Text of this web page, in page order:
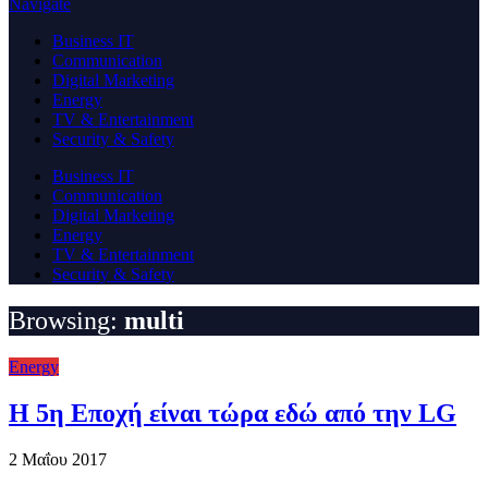
Navigate
Business IT
Communication
Digital Marketing
Energy
TV & Entertainment
Security & Safety
Business IT
Communication
Digital Marketing
Energy
TV & Entertainment
Security & Safety
Browsing: multi
Energy
Η 5η Εποχή είναι τώρα εδώ από την LG
2 Μαΐου 2017